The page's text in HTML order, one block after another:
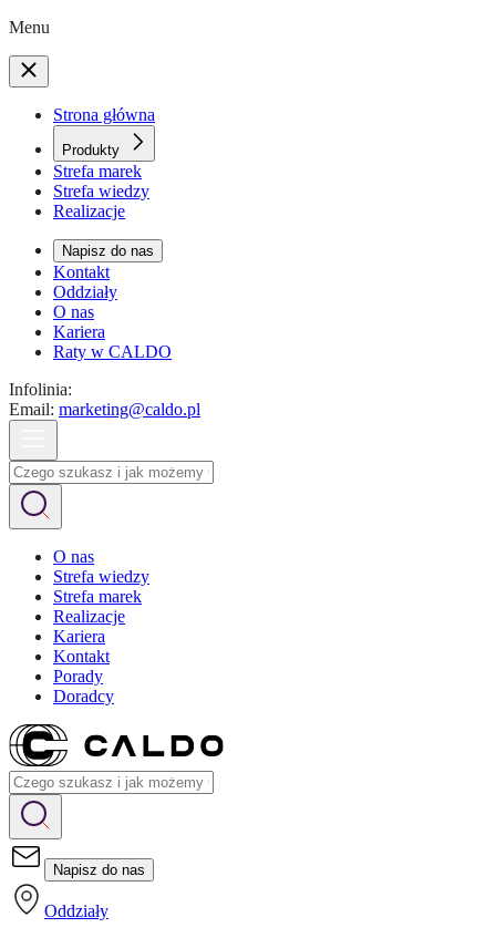
Menu
Strona główna
Produkty
Strefa marek
Strefa wiedzy
Realizacje
Napisz do nas
Kontakt
Oddziały
O nas
Kariera
Raty w CALDO
Infolinia:
Email: marketing@caldo.pl
O nas
Strefa wiedzy
Strefa marek
Realizacje
Kariera
Kontakt
Porady
Doradcy
Napisz do nas
Oddziały